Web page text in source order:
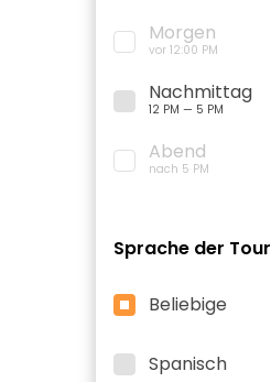
Morgen
vor 12:00 PM
Nachmittag
12 PM — 5 PM
Abend
nach 5 PM
Sprache der Tour
Beliebige
Spanisch